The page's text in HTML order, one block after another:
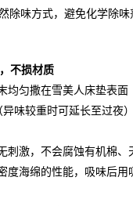
除味方式，避免化学除
不损材质
均匀撒在雪美人床垫表面
味较重时可延长至过夜
刺激，不会腐蚀有机棉、
度海绵的性能，吸味后用